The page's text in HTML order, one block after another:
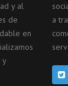
y al
de
en
y
a